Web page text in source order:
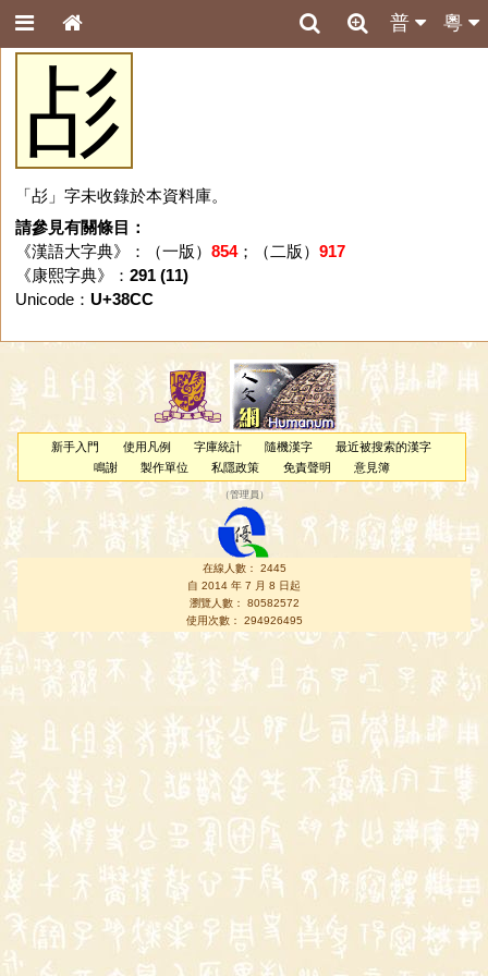
粵
普
㣌
「㣌」字未收錄於本資料庫。
請參見有關條目：
《漢語大字典》：（一版） 854；（二版） 917
《康熙字典》： 291 (11)
Unicode： U+38CC
新手入門 使用凡例 字庫統計 隨機漢字
最近被搜索的漢字
鳴謝
製作單位 私隱政策 免責聲明 意見簿
（管理員 ）
在線人數： 2445
自 2014 年 7 月 8 日起
瀏覽人數： 80582572
使用次數： 294926495